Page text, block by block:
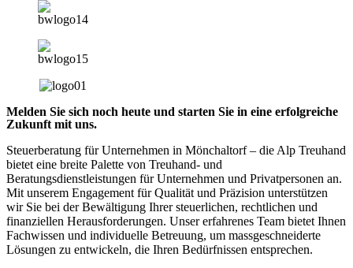
Melden Sie sich noch heute und starten Sie in eine erfolgreiche
Zukunft mit uns.
Steuerberatung für Unternehmen in Mönchaltorf – die Alp Treuhand
bietet eine breite Palette von Treuhand- und
Beratungsdienstleistungen für Unternehmen und Privatpersonen an.
Mit unserem Engagement für Qualität und Präzision unterstützen
wir Sie bei der Bewältigung Ihrer steuerlichen, rechtlichen und
finanziellen Herausforderungen. Unser erfahrenes Team bietet Ihnen
Fachwissen und individuelle Betreuung, um massgeschneiderte
Lösungen zu entwickeln, die Ihren Bedürfnissen entsprechen.